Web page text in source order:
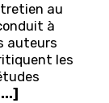
au
à
auteurs
les